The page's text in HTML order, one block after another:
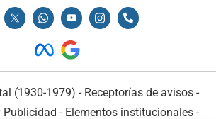
(1930-1979) - Receptorías de avisos -
Publicidad - Elementos institucionales-